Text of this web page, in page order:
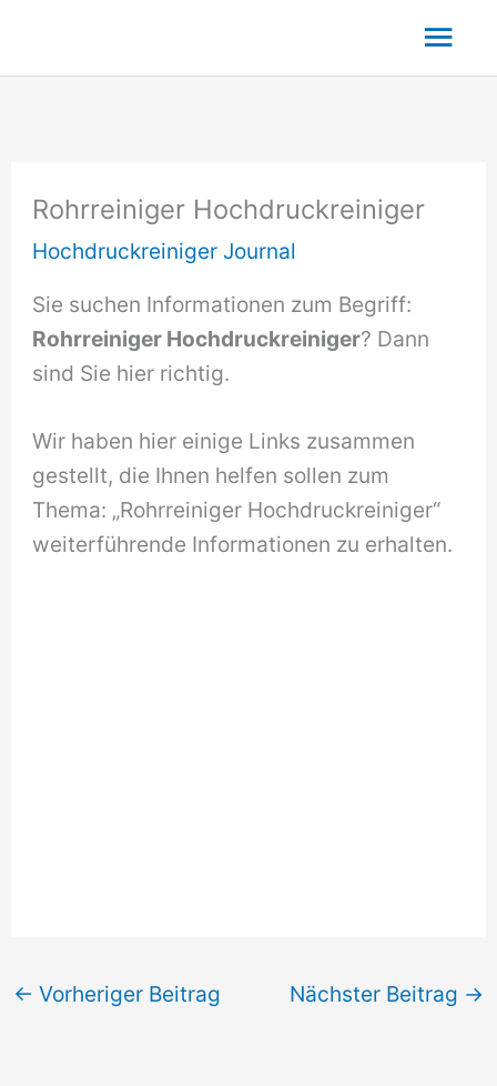
springen
Rohrreiniger Hochdruckreiniger
Hochdruckreiniger Journal
Sie suchen Informationen zum Begriff:
Rohrreiniger Hochdruckreiniger? Dann
sind Sie hier richtig.
Wir haben hier einige Links zusammen
gestellt, die Ihnen helfen sollen zum
Thema: „Rohrreiniger Hochdruckreiniger“
weiterführende Informationen zu erhalten.
← Vorheriger Beitrag Nächster Beitrag →